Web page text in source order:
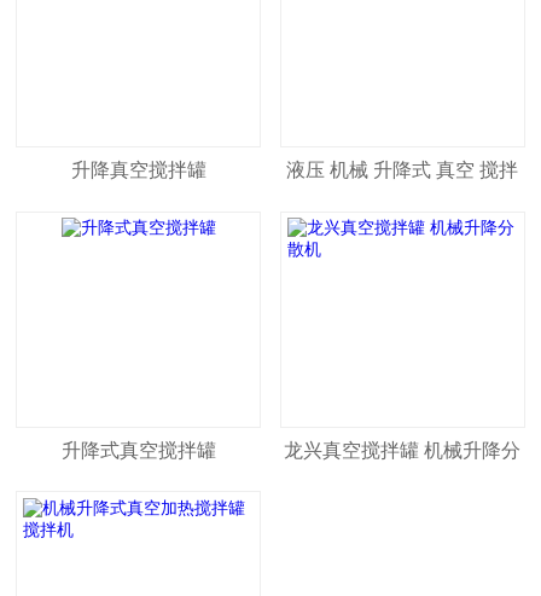
升降真空搅拌罐 液压 机械 升降式 真空 搅拌
罐
升降式真空搅拌罐 龙兴真空搅拌罐 机械升降分